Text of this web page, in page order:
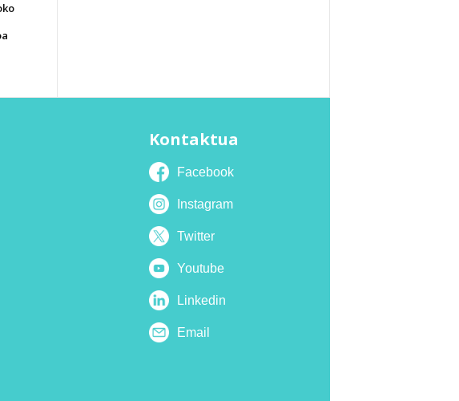
Kontaktua
Facebook
Instagram
Twitter
Youtube
Linkedin
Email